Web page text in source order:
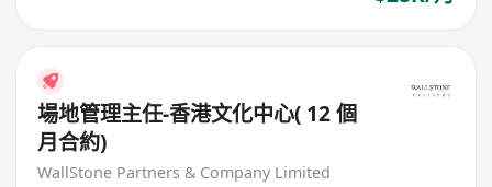
場地管理主任-香港文化中心( 12 個
月合約)
WallStone Partners & Company Limited